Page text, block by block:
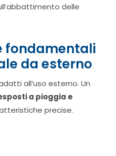
delle
fondamentali
da esterno
all’uso esterno. Un
a pioggia e
precise.